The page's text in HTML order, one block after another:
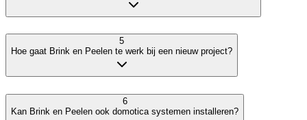
5
Hoe gaat Brink en Peelen te werk bij een nieuw project?
6
Kan Brink en Peelen ook domotica systemen installeren?